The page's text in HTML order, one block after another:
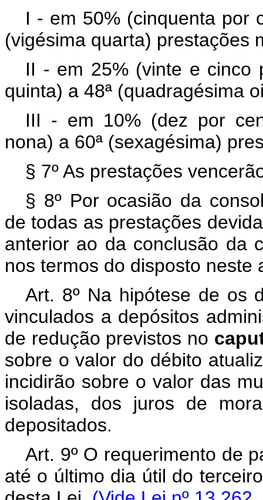
I - em 50% (cinquenta por
(vigésima quarta) prestações
II - em 25% (vinte e cinco
quinta) a 48ª (quadragésima
III - em 10% (dez por
nona) a 60ª (sexagésima)
§ 7º As prestações
§ 8º Por ocasião da
de todas as prestações
anterior ao da conclusão da
nos termos do disposto neste
Art. 8º Na hipótese de os
vinculados a depósitos
de redução previstos no
sobre o valor do débito
incidirão sobre o valor das
isoladas, dos juros de
depositados.
Art. 9º O requerimento de
até o último dia útil do